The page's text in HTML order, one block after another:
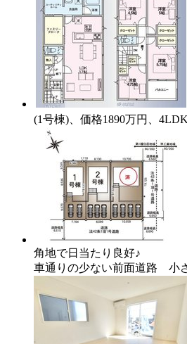
(1号棟)、価格1890万円、
角地で日当たり良好♪
車通りの少ない前面道路 小